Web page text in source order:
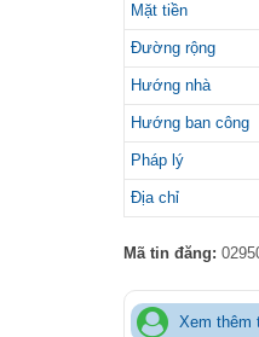
Mặt tiền
Đường rộng
Hướng nhà
Hướng ban công
Pháp lý
Địa chỉ
Mã tin đăng:
Xem thêm